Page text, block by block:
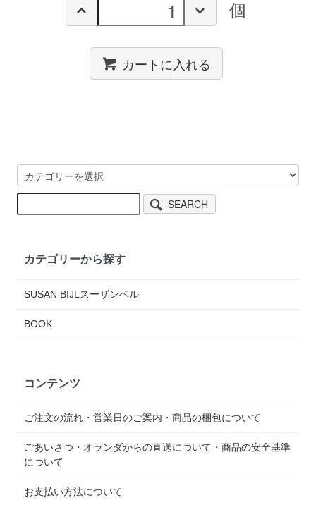
個
カートに入れる
SEARCH
カテゴリーから探す
SUSAN BIJLスーザンベル
BOOK
コンテンツ
ご注文の流れ・営業日のご案内・商品の梱包について
ごあいさつ・オランダからの直送について・商品の安全基準
について
お支払い方法について